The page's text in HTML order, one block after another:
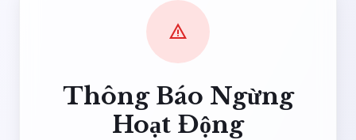
warning
Thông Báo Ngừng
Hoạt Động